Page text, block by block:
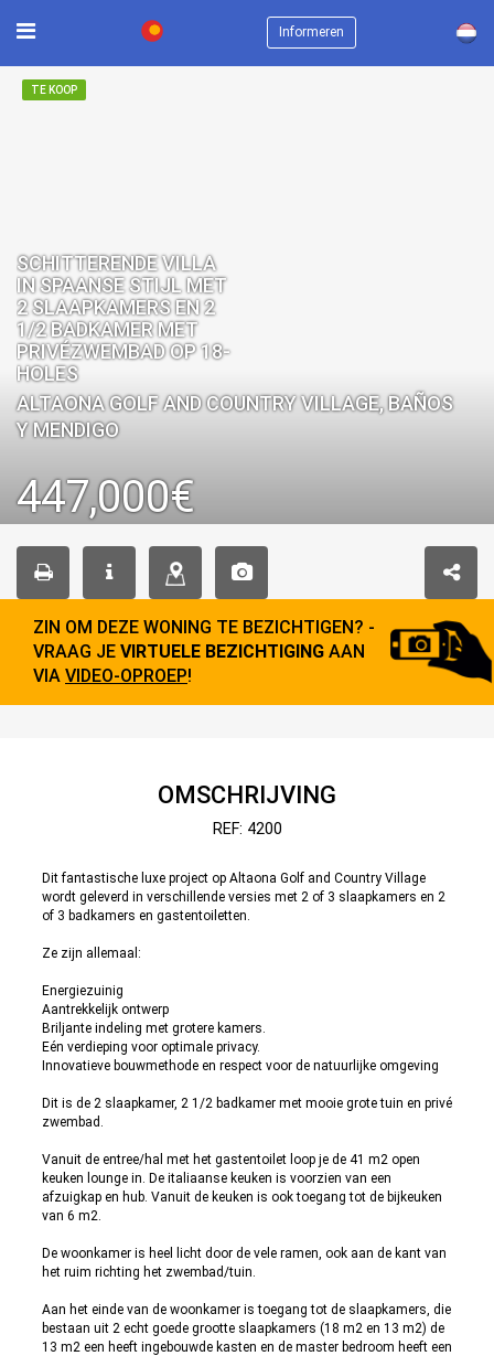
Informeren ×
TE KOOP
SCHITTERENDE VILLA
IN SPAANSE STIJL MET
2 SLAAPKAMERS EN 2
1/2 BADKAMER MET
PRIVÉZWEMBAD OP 18-
HOLES
ALTAONA GOLF AND COUNTRY VILLAGE, BAÑOS
Y MENDIGO
447,000€
ZIN OM DEZE WONING TE BEZICHTIGEN? -
VRAAG JE VIRTUELE BEZICHTIGING AAN
VIA VIDEO-OPROEP!
OMSCHRIJVING
REF: 4200
Dit fantastische luxe project op Altaona Golf and Country Village
wordt geleverd in verschillende versies met 2 of 3 slaapkamers en 2
of 3 badkamers en gastentoiletten.
Ze zijn allemaal:
Energiezuinig
Aantrekkelijk ontwerp
Briljante indeling met grotere kamers.
Eén verdieping voor optimale privacy.
Innovatieve bouwmethode en respect voor de natuurlijke omgeving
Dit is de 2 slaapkamer, 2 1/2 badkamer met mooie grote tuin en privé
zwembad.
Vanuit de entree/hal met het gastentoilet loop je de 41 m2 open
keuken lounge in. De italiaanse keuken is voorzien van een
afzuigkap en hub. Vanuit de keuken is ook toegang tot de bijkeuken
van 6 m2.
De woonkamer is heel licht door de vele ramen, ook aan de kant van
het ruim richting het zwembad/tuin.
Aan het einde van de woonkamer is toegang tot de slaapkamers, die
bestaan uit 2 echt goede grootte slaapkamers (18 m2 en 13 m2) de
13 m2 een heeft ingebouwde kasten en de master bedroom heeft een